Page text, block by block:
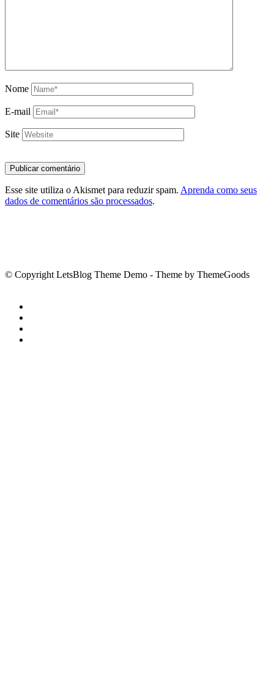
Nome
E-mail
Site
Esse site utiliza o Akismet para reduzir spam. Aprenda como seus
dados de comentários são processados.
© Copyright LetsBlog Theme Demo - Theme by ThemeGoods